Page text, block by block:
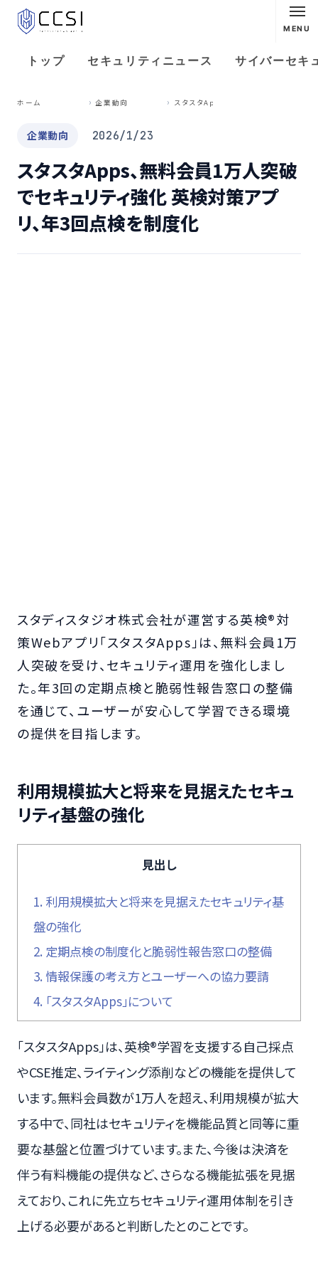
MENU
トップ セキュリティニュース サイバーセキ
ホーム 企業動向
企業動向 2026/1/23
スタスタApps、無料会員1万人突破
でセキュリティ強化 英検対策アプ
リ、年3回点検を制度化
スタディスタジオ株式会社が運営する英検®対
策Webアプリ「スタスタApps」は、無料会員1万
人突破を受け、セキュリティ運用を強化しまし
た。年3回の定期点検と脆弱性報告窓口の整備
を通じて、ユーザーが安心して学習できる環境
の提供を目指します。
利用規模拡大と将来を見据えたセキュ
リティ基盤の強化
見出し
1. 利用規模拡大と将来を見据えたセキュリティ基
盤の強化
2. 定期点検の制度化と脆弱性報告窓口の整備
3. 情報保護の考え方とユーザーへの協力要請
4. 「スタスタApps」について
「スタスタApps」は、英検®学習を支援する自己採点
やCSE推定、ライティング添削などの機能を提供して
います。無料会員数が1万人を超え、利用規模が拡大
する中で、同社はセキュリティを機能品質と同等に重
要な基盤と位置づけています。また、今後は決済を
伴う有料機能の提供など、さらなる機能拡張を見据
えており、これに先立ちセキュリティ運用体制を引き
上げる必要があると判断したとのことです。